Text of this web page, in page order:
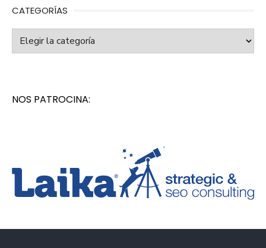
CATEGORÍAS
NOS PATROCINA: